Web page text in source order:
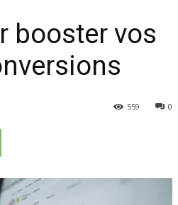
booster vos
0
559